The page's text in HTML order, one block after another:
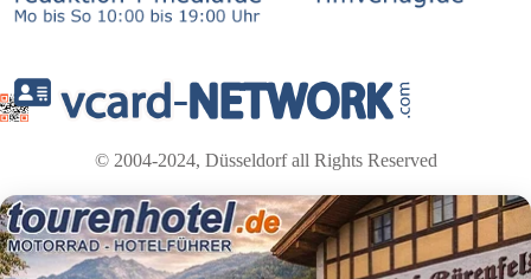
© 2004-2024, Düsseldorf all Rights Reserved